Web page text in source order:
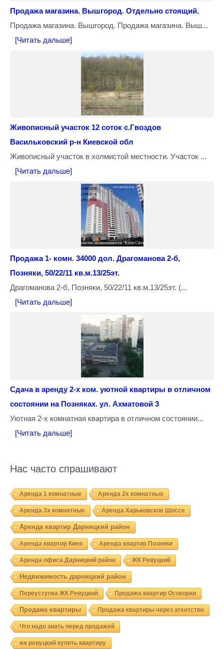
Продажа магазина. Вышгород. Отдельно стоящий.
Продажа магазина. Вышгород. Продажа магазина. Выш...
[Читать дальше]
Живописный участок 12 соток с.Гвоздов
Васильковский р-н Киевской обл
Живописный участок в холмистой местности. Участок ...
[Читать дальше]
Продажа 1- комн. 34000 дол. Драгоманова 2-б,
Позняки, 50/22/11 кв.м.13/25эт.
Драгоманова 2-б, Позняки, 50/22/11 кв.м.13/25эт. (...
[Читать дальше]
Сдача в аренду 2-х ком. уютной квартиры в отличном
состоянии на Позняках. ул. Ахматовой 3
Уютная 2-х комнатная квартира в отличном состоянии...
[Читать дальше]
Нас часто спрашивают
Аренда 1 комнатные Аренда 2х комнатных
Аренда 3х комнатные Аренда Харьковское Шоссе
Аренда квартир Дарницкий район
Аренда квартир Киев Аренда квартир Позняки
Аренда офиса Дарницкий район ЖК Ревуцкий
Недвижимость дарницкий район
Переуступка ЖК Ревуцкий Продажа квартир Осокорки
Продажа квартиры Продажа квартиры через агентство
Что надо знать перед продажей
жк ревуцкий купить квартиру